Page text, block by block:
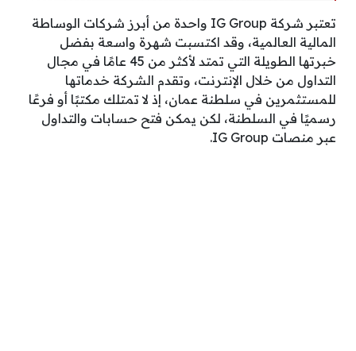
تعتبر شركة IG Group واحدة من أبرز شركات الوساطة
المالية العالمية، وقد اكتسبت شهرة واسعة بفضل
خبرتها الطويلة التي تمتد لأكثر من 45 عامًا في مجال
التداول من خلال الإنترنت، وتقدم الشركة خدماتها
للمستثمرين في سلطنة عمان، إذ لا تمتلك مكتبًا أو فرعًا
رسميًا في السلطنة، لكن يمكن فتح حسابات والتداول
عبر منصات IG Group.